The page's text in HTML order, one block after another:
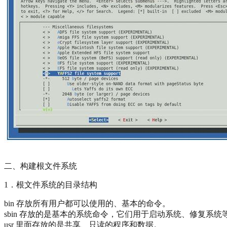
二、构建根文件系统
1．根文件系统的目录结构
bin 存放所有用户都可以使用的、基本的命令。
sbin 存放的是基本的系统命令，它们用于启动系统、修复系统
usr 里面存放的是共享、只读的程序和数据。